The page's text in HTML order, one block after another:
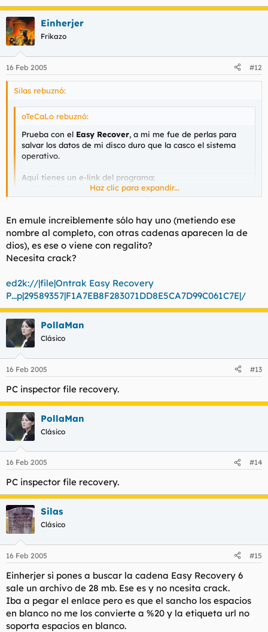
Einherjer
Frikazo
16 Feb 2005 #12
Silas rebuznó:
oTeCaLo rebuznó:
Prueba con el Easy Recover, a mi me fue de perlas para
salvar los datos de mi disco duro que la casco el sistema
operativo.
Aqui tienes un e-link del programa:
ed2k://|file|Easy_Recovery_5_prof_edition_recover_your_
deleted_files_FAT_and_NTFS_(1_floppy_!).EXE|1457797|B6
Este mismo iba a recomendar yo. Lo he tenido que usar
muchas veces y me ha sacado de mas de un apuro.
como un programa mas. Busca este archivo ya sabes donde -->
Ontrak Easy Recovery Professional v6.00.09
Haz clic para expandir...
En emule increiblemente sólo hay uno (metiendo ese
nombre al completo, con otras cadenas aparecen la de
dios), es ese o viene con regalito?
Necesita crack?
ed2k://|file|Ontrak Easy Recovery
P...p|29589357|F1A7EB8F283071DD8E5CA7D99C061C7E|/
PollaMan
Clásico
16 Feb 2005 #13
PC inspector file recovery.
PollaMan
Clásico
16 Feb 2005 #14
PC inspector file recovery.
Silas
Clásico
16 Feb 2005 #15
Einherjer si pones a buscar la cadena Easy Recovery 6
sale un archivo de 28 mb. Ese es y no ncesita crack.
Iba a pegar el enlace pero es que el sancho los espacios
en blanco no me los convierte a %20 y la etiqueta url no
soporta espacios en blanco.